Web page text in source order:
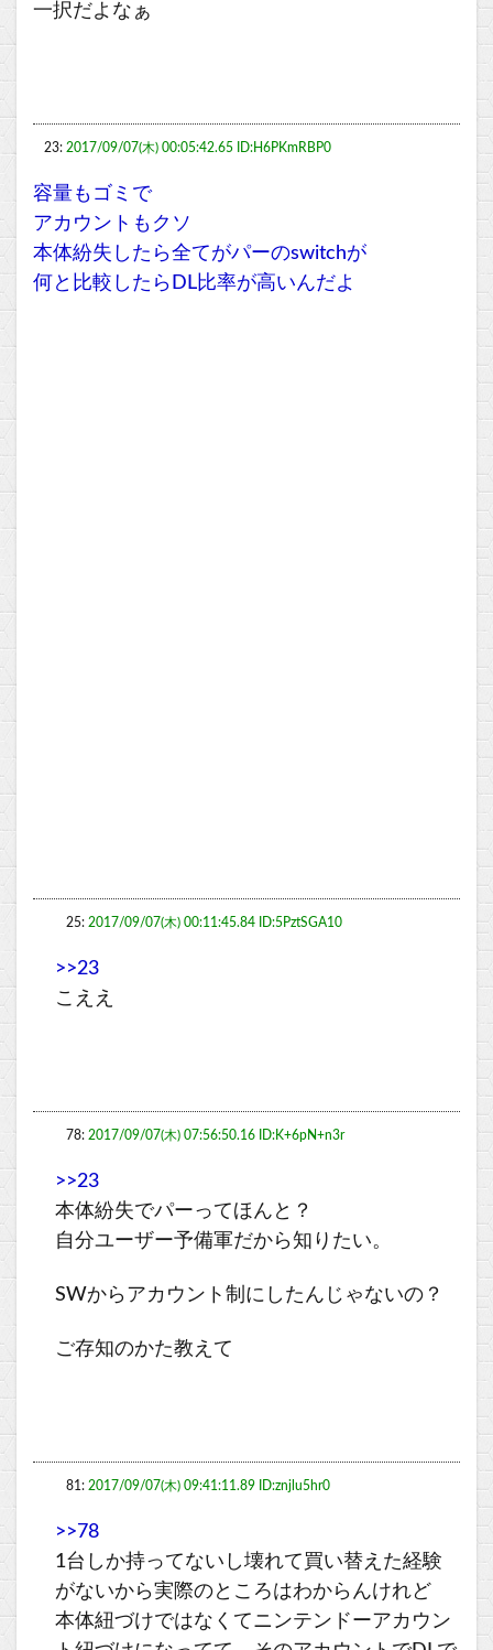
一択だよなぁ
23: 2017/09/07(木) 00:05:42.65 ID:H6PKmRBP0
容量もゴミで
アカウントもクソ
本体紛失したら全てがパーのswitchが
何と比較したらDL比率が高いんだよ
25: 2017/09/07(木) 00:11:45.84 ID:5PztSGA10
>>23
こええ
78: 2017/09/07(木) 07:56:50.16 ID:K+6pN+n3r
>>23
本体紛失でパーってほんと？
自分ユーザー予備軍だから知りたい。
SWからアカウント制にしたんじゃないの？
ご存知のかた教えて
81: 2017/09/07(木) 09:41:11.89 ID:znjlu5hr0
>>78
1台しか持ってないし壊れて買い替えた経験
がないから実際のところはわからんけれど
本体紐づけではなくてニンテンドーアカウン